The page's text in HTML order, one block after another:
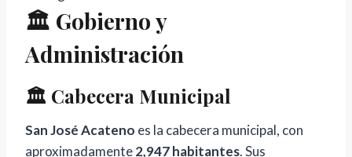
🏛️ Gobierno y
Administración
🏛️ Cabecera Municipal
San José Acateno es la cabecera municipal, con
aproximadamente2,947 habitantes. Sus